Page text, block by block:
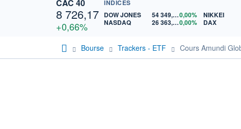
CAC 40
8 726,17
+0,66%
INDICES
DOW JONES
54 349,120,00%
NASDAQ
26 363,440,00%
NIKKEI
DAX
Bourse Trackers - ETF Cours Amundi